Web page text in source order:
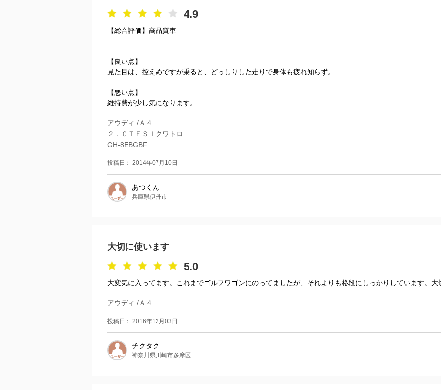
4.9
【総合評価】高品質車
【良い点】
見た目は、控えめですが乗ると、どっしりした走りで身体も疲れ知らず。
【悪い点】
維持費が少し気になります。
アウディ /Ａ４
２．０ＴＦＳＩクワトロ
GH-8EBGBF
投稿日： 2014年07月10日
あつくん
兵庫県伊丹市
大切に使います
5.0
大変気に入ってます。これまでゴルフワゴンにのってましたが、それよりも格段にしっかりしています。大
アウディ /Ａ４
投稿日： 2016年12月03日
チクタク
神奈川県川崎市多摩区